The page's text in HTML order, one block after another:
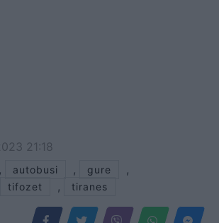
21:18
, autobusi , gure ,
tifozet , tiranes